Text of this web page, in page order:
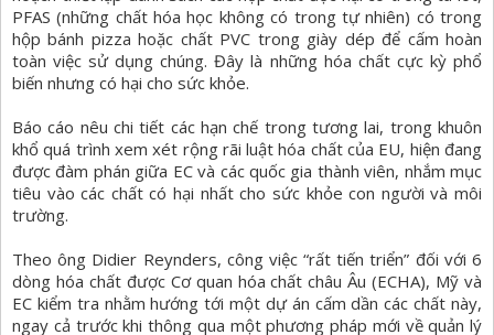
PFAS (những chất hóa học không có trong tự nhiên) có trong
hộp bánh pizza hoặc chất PVC trong giày dép để cấm hoàn
toàn việc sử dụng chúng. Đây là những hóa chất cực kỳ phổ
biến nhưng có hại cho sức khỏe.
Báo cáo nêu chi tiết các hạn chế trong tương lai, trong khuôn
khổ quá trình xem xét rộng rãi luật hóa chất của EU, hiện đang
được đàm phán giữa EC và các quốc gia thành viên, nhắm mục
tiêu vào các chất có hại nhất cho sức khỏe con người và môi
trường.
Theo ông Didier Reynders, công việc “rất tiến triển” đối với 6
dòng hóa chất được Cơ quan hóa chất châu Âu (ECHA), Mỹ và
EC kiểm tra nhằm hướng tới một dự án cấm dần các chất này,
ngay cả trước khi thông qua một phương pháp mới về quản lý